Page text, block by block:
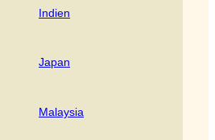
Indien
Japan
Malaysia